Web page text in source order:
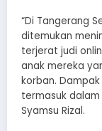
“Di Tangerang
ditemukan
terjerat judi
anak mereka
korban.
termasuk
Syamsu Rizal.